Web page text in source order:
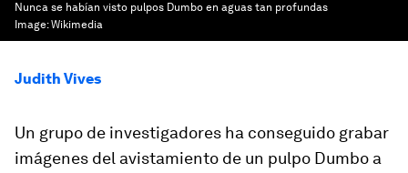
Nunca se habían visto pulpos Dumbo en aguas tan profundas
Image:Wikimedia
Judith Vives
Un grupo de investigadores ha conseguido grabar
imágenes del avistamiento de un pulpo Dumbo a